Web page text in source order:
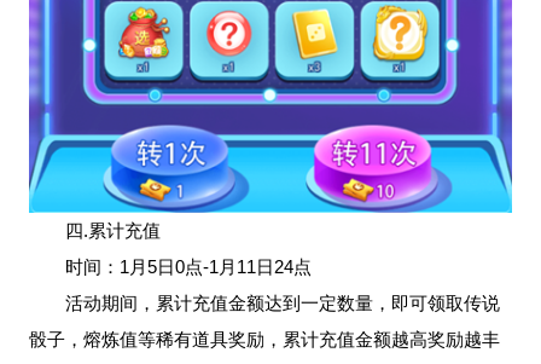
四.累计充值
时间：1月5日0点-1月11日24点
活动期间，累计充值金额达到一定数量，即可领取传说
骰子，熔炼值等稀有道具奖励，累计充值金额越高奖励越丰